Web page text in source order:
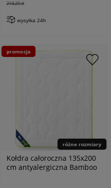
214,20 zł
wysyłka 24h
różne rozmiary
Kołdra całoroczna 135x200
cm antyalergiczna Bamboo
promocja